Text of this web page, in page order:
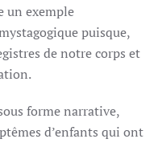
un exemple
puisque,
de notre corps et
forme narrative,
d’enfants qui ont